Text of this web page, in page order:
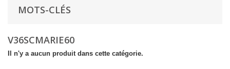
MOTS-CLÉS
V36SCMARIE60
Il n'y a aucun produit dans cette catégorie.